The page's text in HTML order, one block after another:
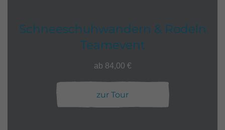
Schneeschuhwandern & Rodeln
Teamevent
ab 84,00 €
zur Tour